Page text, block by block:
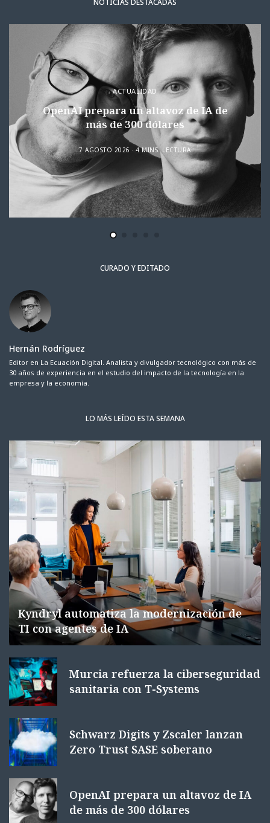
NOTICIAS DESTACADAS
ACTUALIDAD
OpenAI prepara un altavoz de IA de
más de 300 dólares
7 AGOSTO 2026 4 MINS. LECTURA
CURADO Y EDITADO
Hernán Rodríguez
Editor en La Ecuación Digital. Analista y divulgador tecnológico con más de
30 años de experiencia en el estudio del impacto de la tecnología en la
empresa y la economía.
LO MÁS LEÍDO ESTA SEMANA
Kyndryl automatiza la modernización de
TI con agentes de IA
Murcia refuerza la ciberseguridad
sanitaria con T-Systems
Schwarz Digits y Zscaler lanzan
Zero Trust SASE soberano
OpenAI prepara un altavoz de IA
de más de 300 dólares